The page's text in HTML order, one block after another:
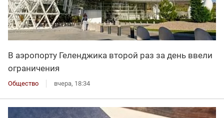
В аэропорту Геленджика второй раз за день ввели
ограничения
Общество вчера, 18:34